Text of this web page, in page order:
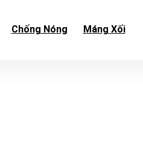
Chống Nóng Máng Xối